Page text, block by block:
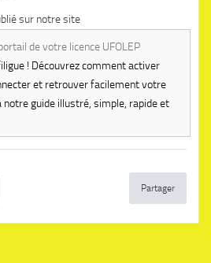
sur notre site
de votre licence UFOLEP
! Découvrez comment activer
et retrouver facilement votre
notre guide illustré, simple, rapide et
Partager